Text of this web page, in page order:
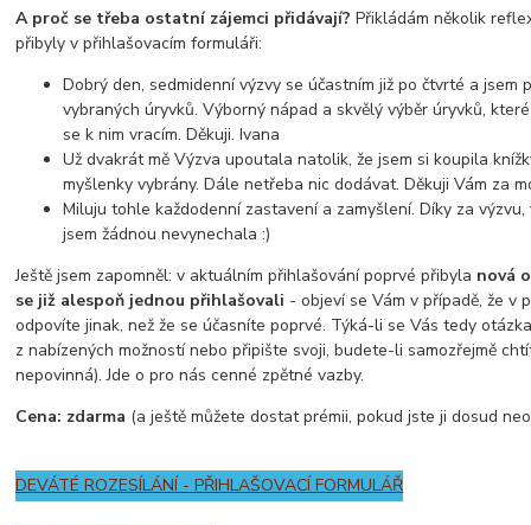
A proč se třeba ostatní zájemci přidávají? Přikládám několik
přibyly v přihlašovacím formuláři:
Dobrý den, sedmidenní výzvy se účastním již po čtvrté a jsem
vybraných úryvků. Výborný nápad a skvělý výběr úryvků,
se k nim vracím. Děkuji. Ivana
Už dvakrát mě Výzva upoutala natolik, že jsem si koupila
myšlenky vybrány. Dále netřeba nic dodávat. Děkuji Vám za
Miluju tohle každodenní zastavení a zamyšlení. Díky za
jsem žádnou nevynechala :)
Ještě jsem zapomněl: v aktuálním přihlašování poprvé přibyla nová
se již alespoň jednou přihlašovali - objeví se Vám v případě, že v
odpovíte jinak, než že se účasníte poprvé. Týká-li se Vás tedy
z nabízených možností nebo připište svoji, budete-li samozřejmě
nepovinná). Jde o pro nás cenné zpětné vazby.
Cena: zdarma (a ještě můžete dostat prémii, pokud jste ji dosud
DEVÁTÉ ROZESÍLÁNÍ - PŘIHLAŠOVACÍ FORMULÁŘ